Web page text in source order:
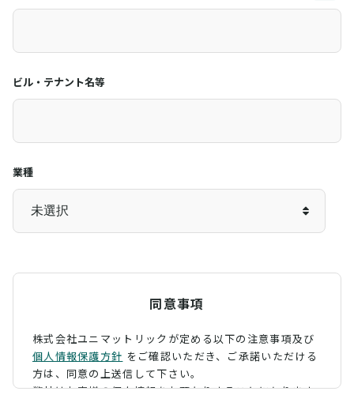
ビル・テナント名等
業種
同意事項
株式会社ユニマットリックが定める以下の注意事項及び
個人情報保護方針 をご確認いただき、 ご承諾いただける
方は、同意の上送信して下さい。
弊社はお客様の個人情報をお預かりすることになります